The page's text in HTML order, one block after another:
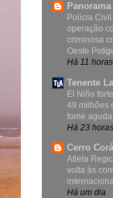
Polícia
operação
criminosa
Oeste
Há 11 horas
Tenente
El Niño
49 milhões
fome aguda
Há 23 horas
Cerro
Atleta
volta às
Há um dia